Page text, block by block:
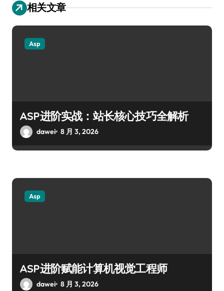
相关文章
Asp
ASP进阶实战：站长核心技巧全解析
dawei 8 月 3, 2026
Asp
ASP进阶赋能计算机视觉工程师
dawei 8 月 3, 2026